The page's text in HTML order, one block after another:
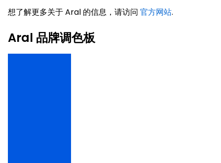
想了解更多关于 Aral 的信息，请访问 官方网站.
Aral 品牌调色板